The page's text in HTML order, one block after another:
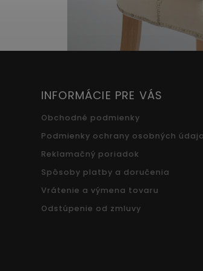
INFORMÁCIE PRE VÁS
Obchodné podmienky
Podmienky ochrany osobných
Reklamačný poriadok
Spôsoby platby a doručenia
Vrátenie a výmena tovaru
Odstúpenie od zmluvy